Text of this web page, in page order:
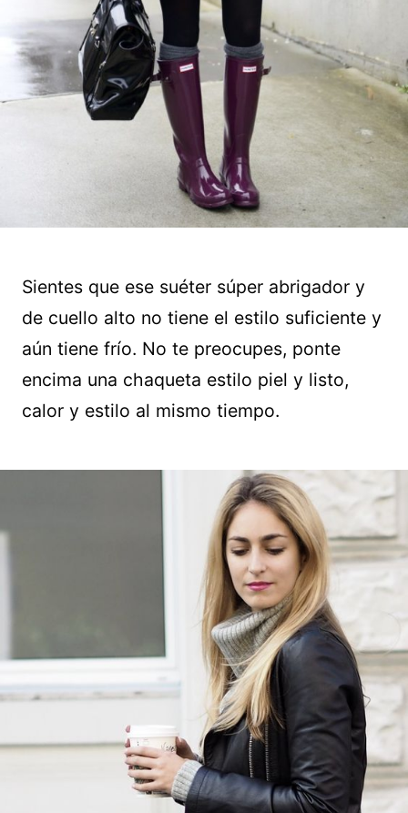
Sientes que ese suéter súper abrigador y
de cuello alto no tiene el estilo suficiente y
aún tiene frío. No te preocupes, ponte
encima una chaqueta estilo piel y listo,
calor y estilo al mismo tiempo.